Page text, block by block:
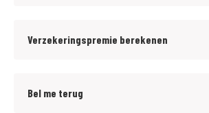
de koop ontbinden en storten wij uw aanbetaling
Verzekeringspremie berekenen
Bel me terug